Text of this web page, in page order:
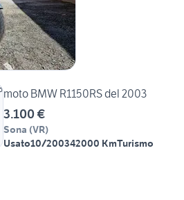
moto BMW R1150RS del 2003
3.100 €
Sona (VR)
Usato10/200342000 KmTurismo